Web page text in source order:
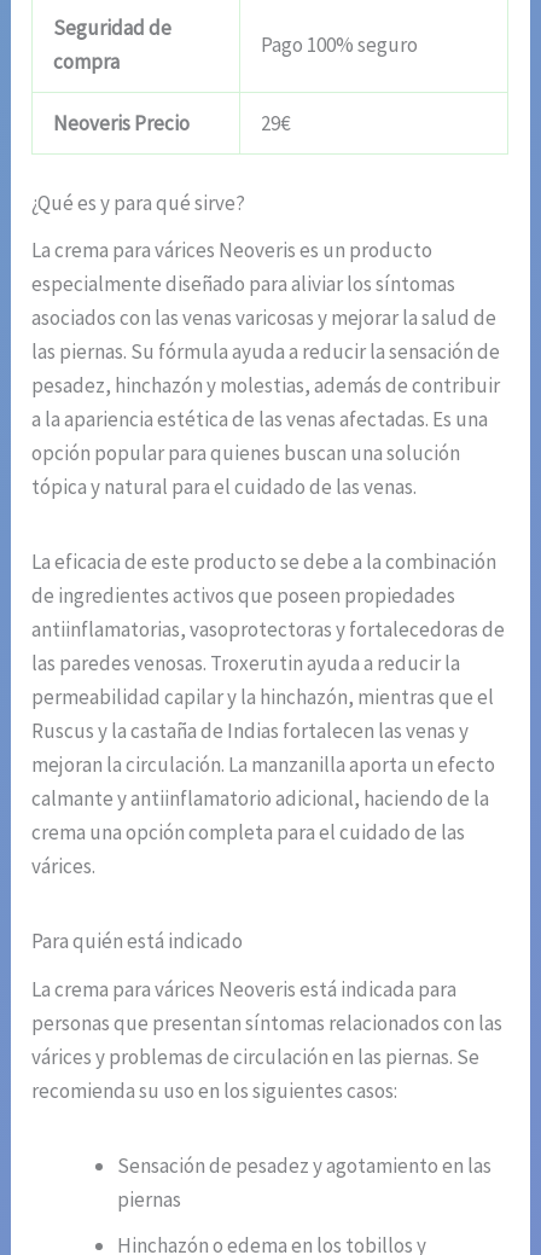
Seguridad de
compra
Pago 100% seguro
Neoveris Precio 29€
¿Qué es y para qué sirve?
La crema para várices Neoveris es un producto
especialmente diseñado para aliviar los síntomas
asociados con las venas varicosas y mejorar la salud de
las piernas. Su fórmula ayuda a reducir la sensación de
pesadez, hinchazón y molestias, además de contribuir
a la apariencia estética de las venas afectadas. Es una
opción popular para quienes buscan una solución
tópica y natural para el cuidado de las venas.
La eficacia de este producto se debe a la combinación
de ingredientes activos que poseen propiedades
antiinflamatorias, vasoprotectoras y fortalecedoras de
las paredes venosas. Troxerutin ayuda a reducir la
permeabilidad capilar y la hinchazón, mientras que el
Ruscus y la castaña de Indias fortalecen las venas y
mejoran la circulación. La manzanilla aporta un efecto
calmante y antiinflamatorio adicional, haciendo de la
crema una opción completa para el cuidado de las
várices.
Para quién está indicado
La crema para várices Neoveris está indicada para
personas que presentan síntomas relacionados con las
várices y problemas de circulación en las piernas. Se
recomienda su uso en los siguientes casos:
Sensación de pesadez y agotamiento en las
piernas
Hinchazón o edema en los tobillos y